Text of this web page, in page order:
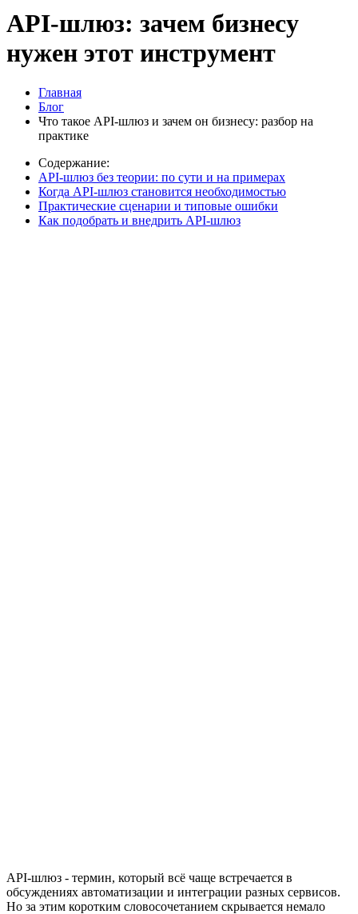
API-шлюз: зачем бизнесу
нужен этот инструмент
Главная
Блог
Что такое API-шлюз и зачем он бизнесу: разбор на
практике
Содержание:
API-шлюз без теории: по сути и на примерах
Когда API-шлюз становится необходимостью
Практические сценарии и типовые ошибки
Как подобрать и внедрить API-шлюз
API-шлюз - термин, который всё чаще встречается в
обсуждениях автоматизации и интеграции разных сервисов.
Но за этим коротким словосочетанием скрывается немало